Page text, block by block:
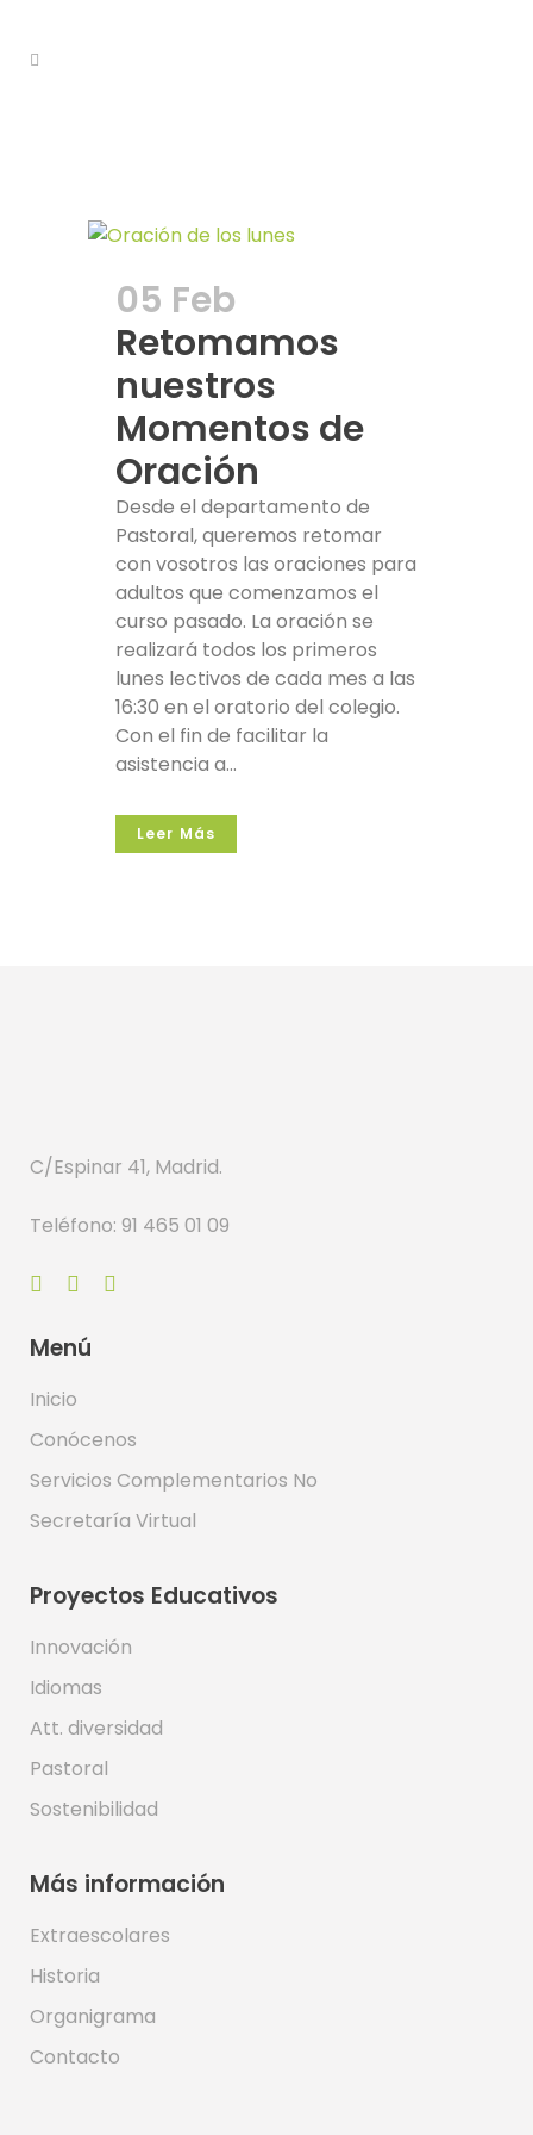
05 Feb
Retomamos
nuestros
Momentos de
Oración
Desde el departamento de
Pastoral, queremos retomar
con vosotros las oraciones para
adultos que comenzamos el
curso pasado. La oración se
realizará todos los primeros
lunes lectivos de cada mes a las
16:30 en el oratorio del colegio.
Con el fin de facilitar la
asistencia a...
Leer Más
C/Espinar 41, Madrid.
Teléfono: 91 465 01 09
Menú
Inicio
Conócenos
Servicios Complementarios No
Secretaría Virtual
Proyectos Educativos
Innovación
Idiomas
Att. diversidad
Pastoral
Sostenibilidad
Más información
Extraescolares
Historia
Organigrama
Contacto